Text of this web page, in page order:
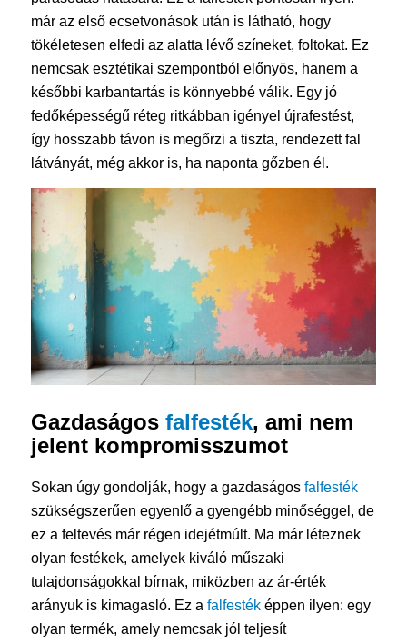
már az első ecsetvonások után is látható, hogy
tökéletesen elfedi az alatta lévő színeket, foltokat. Ez
nemcsak esztétikai szempontból előnyös, hanem a
későbbi karbantartás is könnyebbé válik. Egy jó
fedőképességű réteg ritkábban igényel újrafestést,
így hosszabb távon is megőrzi a tiszta, rendezett fal
látványát, még akkor is, ha naponta gőzben él.
Gazdaságos falfesték, ami nem
jelent kompromisszumot
Sokan úgy gondolják, hogy a gazdaságos falfesték
szükségszerűen egyenlő a gyengébb minőséggel, de
ez a feltevés már régen idejétmúlt. Ma már léteznek
olyan festékek, amelyek kiváló műszaki
tulajdonságokkal bírnak, miközben az ár-érték
arányuk is kimagasló. Ez a falfestéképpen ilyen: egy
olyan termék, amely nemcsak jól teljesít